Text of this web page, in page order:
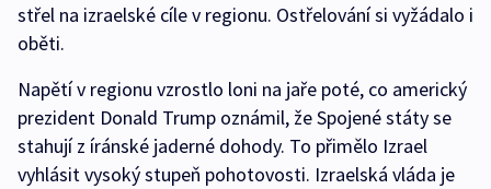
střel na izraelské cíle v regionu. Ostřelování si vyžádalo i
oběti.
Napětí v regionu vzrostlo loni na jaře poté, co americký
prezident Donald Trump oznámil, že Spojené státy se
stahují z íránské jaderné dohody. To přimělo Izrael
vyhlásit vysoký stupeň pohotovosti. Izraelská vláda je